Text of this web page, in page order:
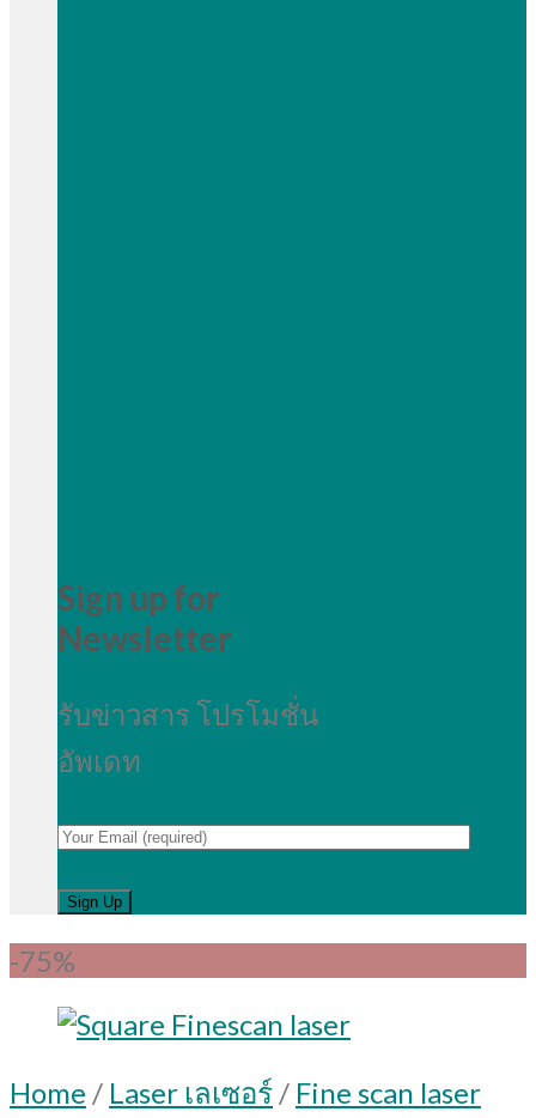
Sign up for
Newsletter
รับข่าวสาร โปรโมชั่น
อัพเดท
-75%
Home / Laser เลเซอร์ / Fine scan laser